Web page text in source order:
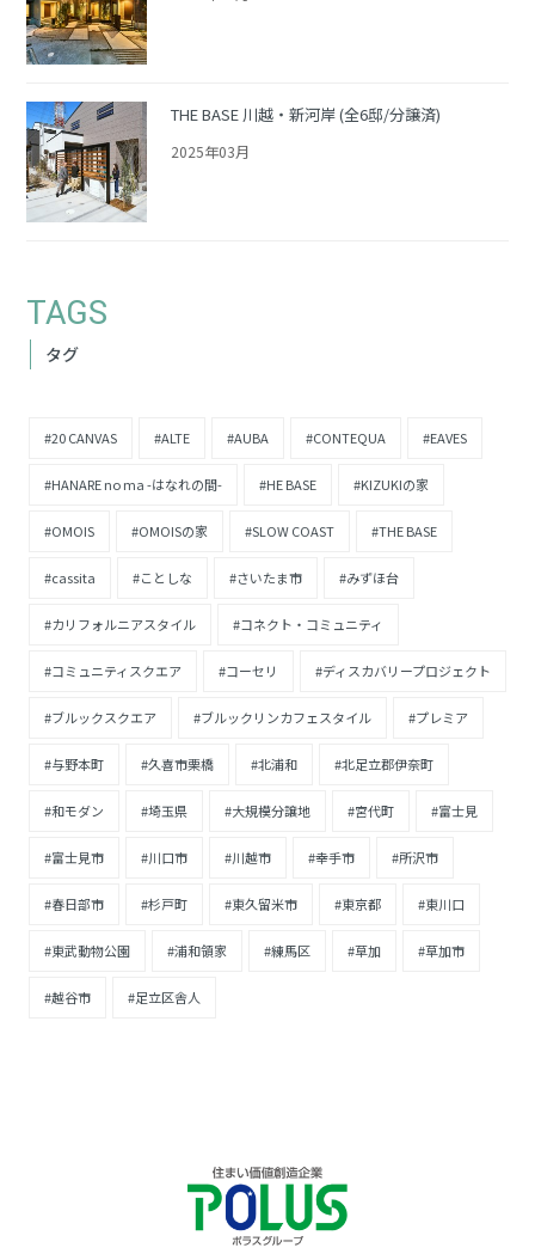
THE BASE 川越・新河岸 (全6邸/分譲済)
2025年03月
TAGS
タグ
#20 CANVAS #ALTE #AUBA #CONTEQUA #EAVES
#HANARE no ma -はなれの間- #HE BASE #KIZUKIの家
#OMOIS #OMOISの家 #SLOW COAST #THE BASE
#cassita #ことしな #さいたま市 #みずほ台
#カリフォルニアスタイル #コネクト・コミュニティ
#コミュニティスクエア #コーセリ #ディスカバリープロジェクト
#ブルックスクエア #ブルックリンカフェスタイル #プレミア
#与野本町 #久喜市栗橋 #北浦和 #北足立郡伊奈町
#和モダン #埼玉県 #大規模分譲地 #宮代町 #富士見
#富士見市 #川口市 #川越市 #幸手市 #所沢市
#春日部市 #杉戸町 #東久留米市 #東京都 #東川口
#東武動物公園 #浦和領家 #練馬区 #草加 #草加市
#越谷市 #足立区舎人